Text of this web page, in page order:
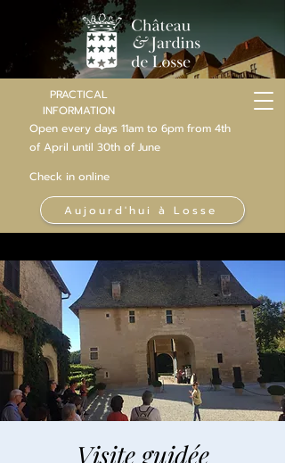
PRACTICAL
INFORMATION
Open every days 11am to 6pm from 4th
of April until 30th of June
Check in online
Aujourd'hui à Losse
Visite guidée